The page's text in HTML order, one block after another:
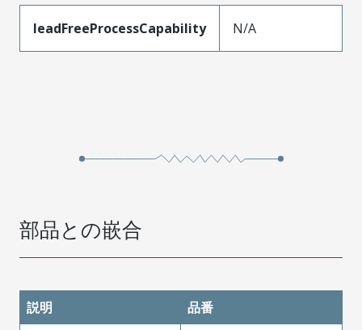
leadFreeProcessCapability N/A
部品との嵌合
説明
品番